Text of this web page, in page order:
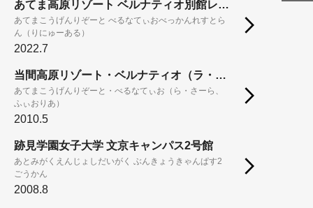
あてま高原リゾート ベルナティオ別館レストラン（リニューアル）
あてまこうげんりぞーと べるなてぃおべっかんれすとら
ん（りにゅーある）
2022.7
当間高原リゾート・ベルナティオ（ラ・サーラ、フィオリア）
あてまこうげんりぞーと・べるなてぃお（ら・さーら、
ふぃおりあ）
2010.5
跡見学園女子大学 文京キャンパス2号館
あとみがくえんじょしだいがく ぶんきょうきゃんぱす2
ごうかん
2008.8